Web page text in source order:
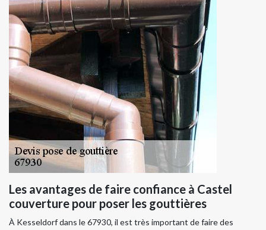
Les avantages de faire confiance à Castel
couverture pour poser les gouttières
À Kesseldorf dans le 67930, il est très important de faire des